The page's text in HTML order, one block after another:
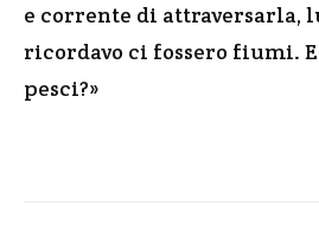
e corrente di attraversarla,
ricordavo ci fossero fiumi. E
pesci?»